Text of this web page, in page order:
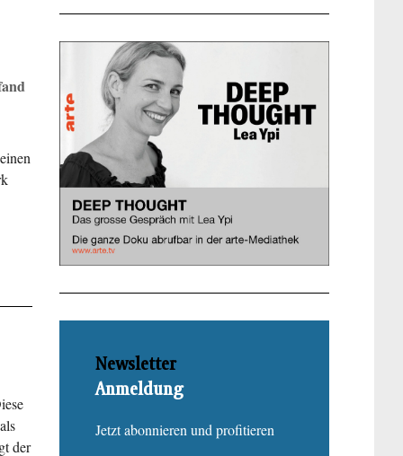
der
Newsletter
Anmeldung
Jetzt abonnieren und profitieren